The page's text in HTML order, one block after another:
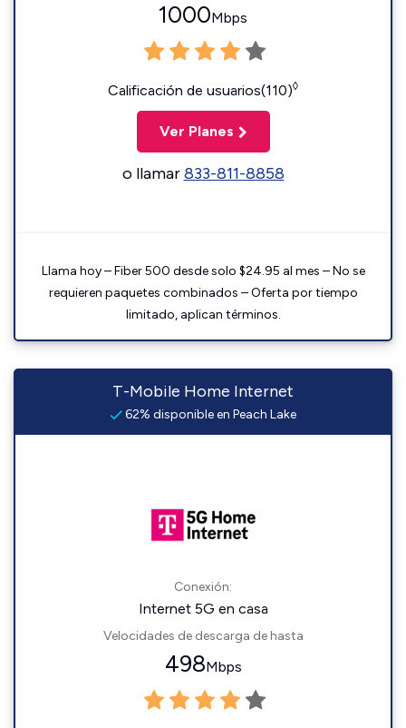
1000Mbps
Calificación de usuarios(110)◊
Ver Planes
o llamar833-811-8858
Llama hoy – Fiber 500 desde solo $24.95 al mes – No se
requieren paquetes combinados – Oferta por tiempo
limitado, aplican términos.
T-Mobile Home Internet
62% disponible en Peach Lake
Conexión:
Internet 5G en casa
Velocidades de descarga de hasta
498Mbps